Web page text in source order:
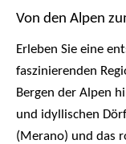
Von den Alpen
Erleben Sie eine
faszinierenden
Bergen der Alpen
und idyllischen
(Merano) und das